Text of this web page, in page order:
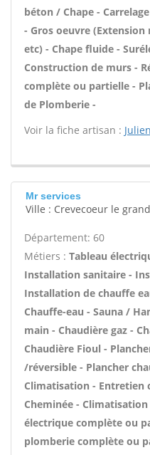
béton / Chape -
- Gros oeuvre
etc) - Chape fluide -
Construction de murs -
complète ou partielle -
de Plomberie -
Voir la fiche artisan :
Mr services
Ville : Crevecoeur le grand
Département: 60
Métiers : Tableau
Installation sanitaire -
Installation de chauffe
Chauffe-eau - Sauna /
main - Chaudière gaz -
Chaudière Fioul -
/réversible - Plancher
Climatisation - Entretien
Cheminée -
électrique complète ou
plomberie complète ou